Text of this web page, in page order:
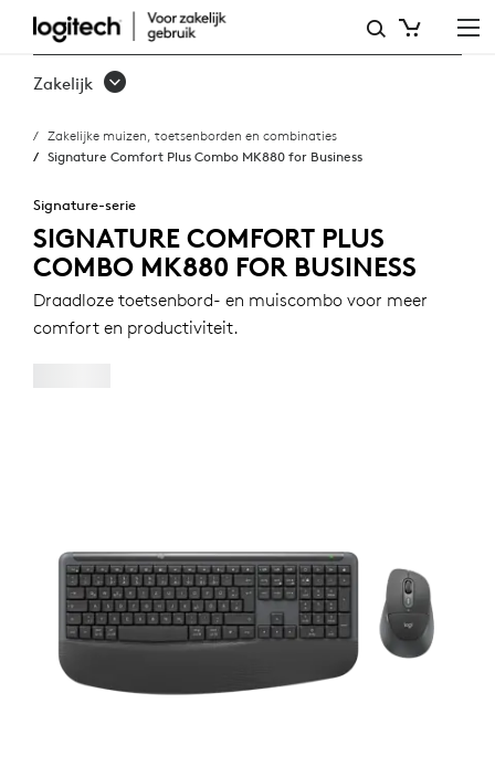
SIGNATURE
COMFORT
COMBO
MK880
FOR
BUSINESS
Zakelijk
Zakelijke muizen, toetsenborden en combinaties
Signature Comfort Plus Combo MK880 for Business
Signature-serie
SIGNATURE COMFORT PLUS
COMBO MK880 FOR BUSINESS
Draadloze toetsenbord- en muiscombo voor meer
comfort en productiviteit.